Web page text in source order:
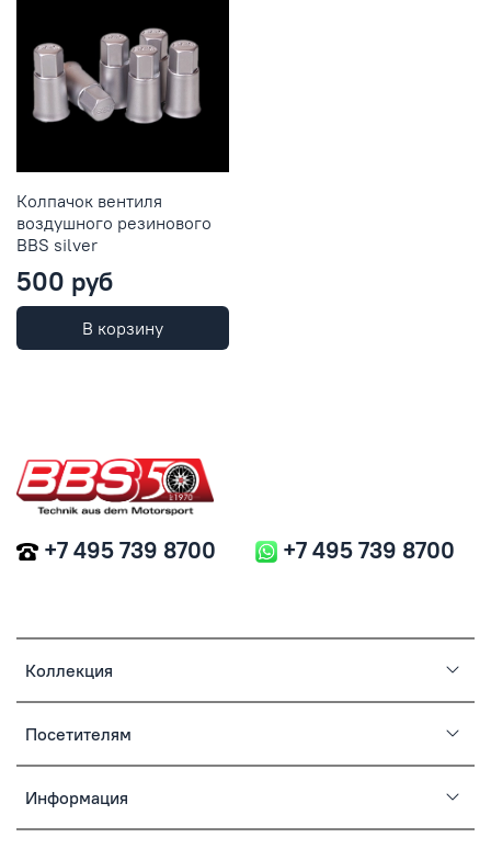
Колпачок вентиля
воздушного резинового
BBS silver
500 руб
В корзину
Коллекция
Посетителям
Информация
+7 495 739 8700 +7 495 739 8700